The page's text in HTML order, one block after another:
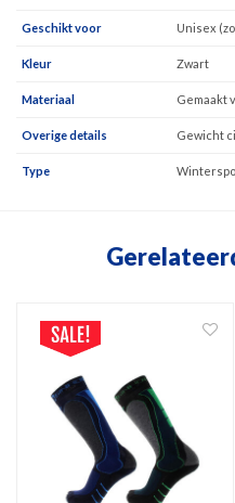
Geschikt voor Unisex
Kleur Zwart
Materiaal Gemaakt
Overige details Gewicht
Type